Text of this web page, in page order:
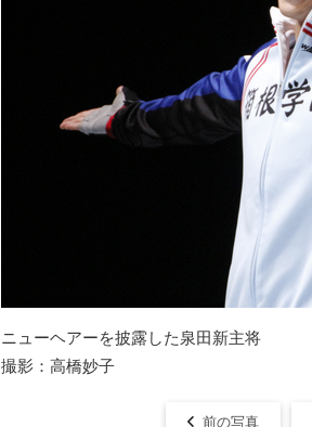
ニューヘアーを披露した泉田新主将
撮影：高橋妙子
前の写真